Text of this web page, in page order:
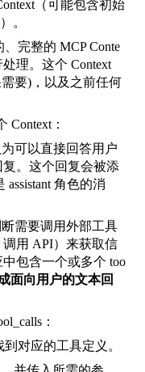
（可能包含初始
。
、完整的 MCP Conte
理。这个 Context
要)，以及之前任何
Context：
可以直接回答用户
。这个回复会被添
assistant 角色的消
需要调用外部工具
调用 API）来获取信
包含一个或多个 too
面向用户的文本回
：
到对应的工具定义。